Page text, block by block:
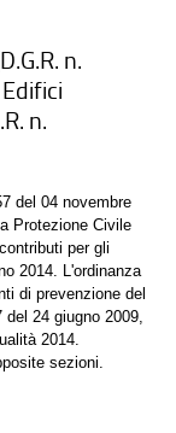
n.
n.
del 04 novembre
Protezione Civile
per gli
2014. L'ordinanza
di prevenzione del
24 giugno 2009,
2014.
sezioni.